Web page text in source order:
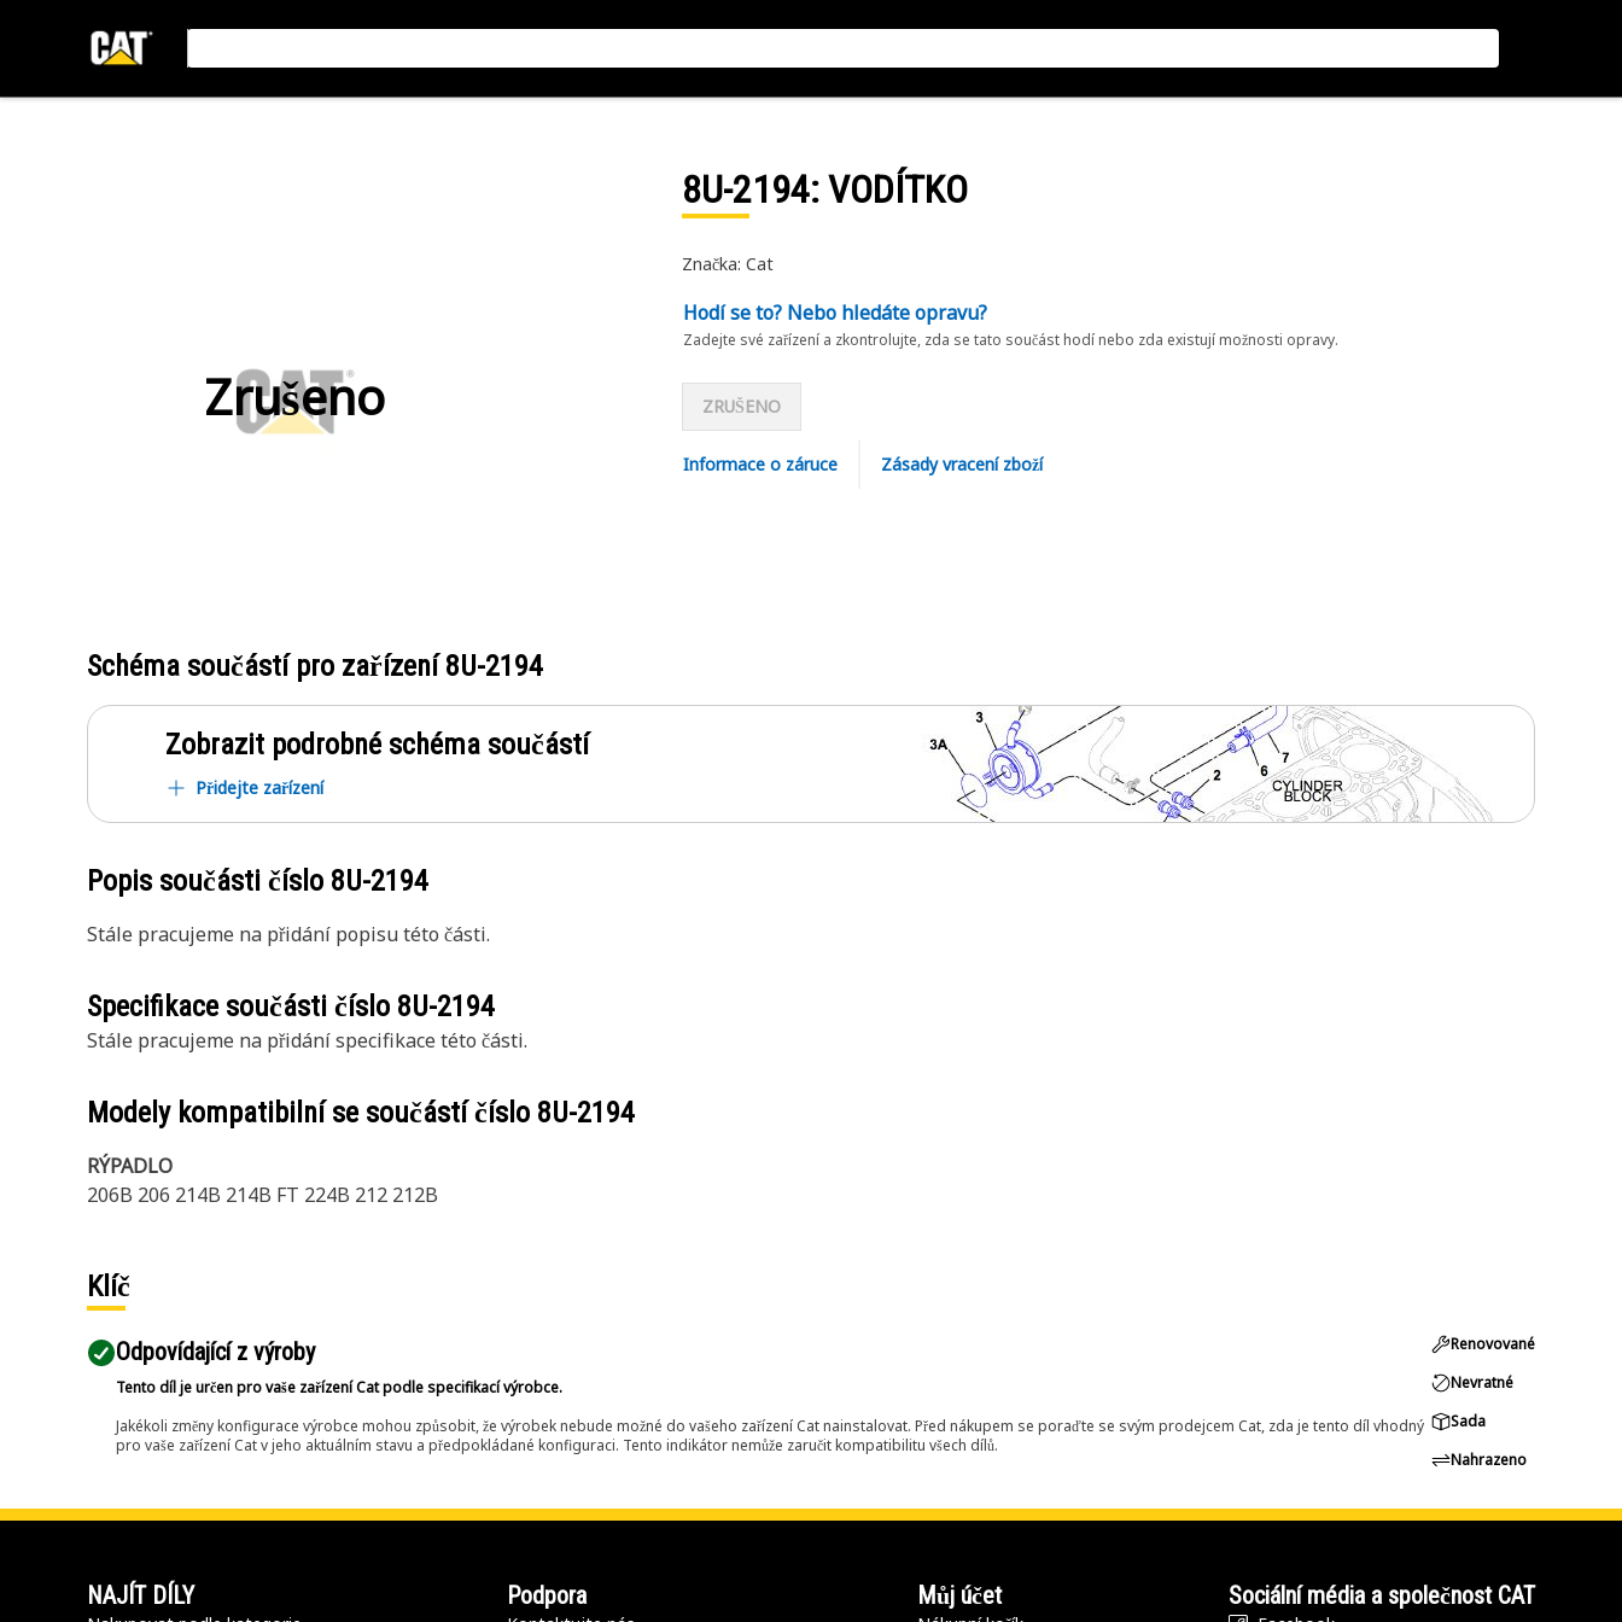
Zrušeno
8U-2194: VODÍTKO
Značka: Cat
Hodí se to? Nebo hledáte opravu?
Zadejte své zařízení a zkontrolujte, zda se tato součást hodí nebo zda existují možnosti opravy.
ZRUŠENO
Informace o záruce Zásady vracení zboží
Schéma součástí pro zařízení8U-2194
Zobrazit podrobné schéma součástí
Přidejte zařízení
Popis součásti číslo 8U-2194
Stále pracujeme na přidání popisu této části.
Specifikace součásti číslo 8U-2194
Stále pracujeme na přidání specifikace této části.
Modely kompatibilní se součástí číslo 8U-2194
RÝPADLO
206B 206 214B 214B FT 224B 212 212B
Klíč
Odpovídající z výroby
Tento díl je určen pro vaše zařízení Cat podle specifikací výrobce.
Jakékoli změny konfigurace výrobce mohou způsobit, že výrobek nebude možné do vašeho zařízení Cat nainstalovat. Před nákupem se poraďte se svým prodejcem Cat, zda je tento díl vhodný
pro vaše zařízení Cat v jeho aktuálním stavu a předpokládané konfiguraci. Tento indikátor nemůže zaručit kompatibilitu všech dílů.
Renovované
Nevratné
Sada
Nahrazeno
NAJÍT DÍLY Podpora Můj účet Sociální média a společnost CAT